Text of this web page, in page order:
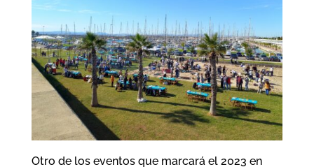
Otro de los eventos que marcará el 2023 en